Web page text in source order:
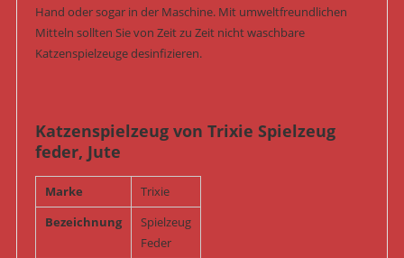
Hand oder sogar in der Maschine. Mit umweltfreundlichen
Mitteln sollten Sie von Zeit zu Zeit nicht waschbare
Katzenspielzeuge desinfizieren.
Katzenspielzeug von Trixie Spielzeug
feder, Jute
Marke
Trixie
Bezeichnung
Spielzeug
Feder